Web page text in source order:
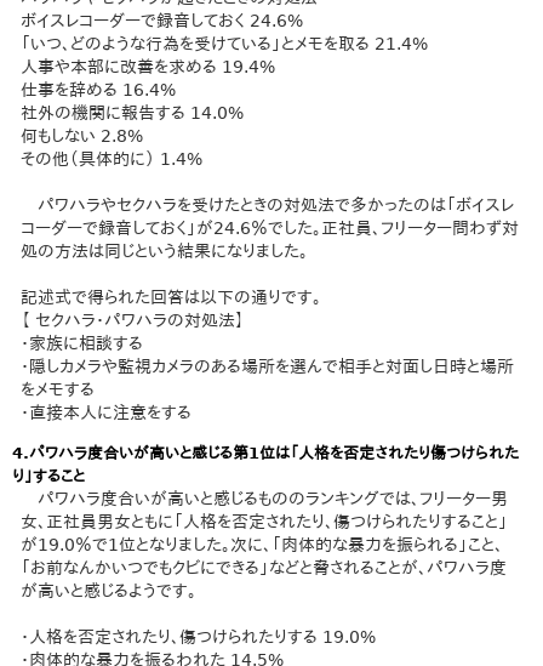
ボイスレコーダーで録音しておく 24.6%
「いつ、どのような行為を受けている」とメモを取る 21.4%
人事や本部に改善を求める 19.4%
仕事を辞める 16.4%
社外の機関に報告する 14.0%
何もしない 2.8%
その他（具体的に） 1.4%
パワハラやセクハラを受けたときの対処法で多かったのは「ボイスレ
コーダーで録音しておく」が24.6％でした。正社員、フリーター問わず対
処の方法は同じという結果になりました。
記述式で得られた回答は以下の通りです。
【 セクハラ・パワハラの対処法】
・家族に相談する
・隠しカメラや監視カメラのある場所を選んで相手と対面し日時と場所
をメモする
・直接本人に注意をする
4.パワハラ度合いが高いと感じる第1位は「人格を否定されたり傷つけられた
り」すること
パワハラ度合いが高いと感じるもののランキングでは、フリーター男
女、正社員男女ともに「人格を否定されたり、傷つけられたりすること」
が19.0％で1位となりました。次に、「肉体的な暴力を振られる」こと、
「お前なんかいつでもクビにできる」などと脅されることが、パワハラ度
が高いと感じるようです。
・人格を否定されたり、傷つけられたりする 19.0%
・肉体的な暴力を振るわれた 14.5%